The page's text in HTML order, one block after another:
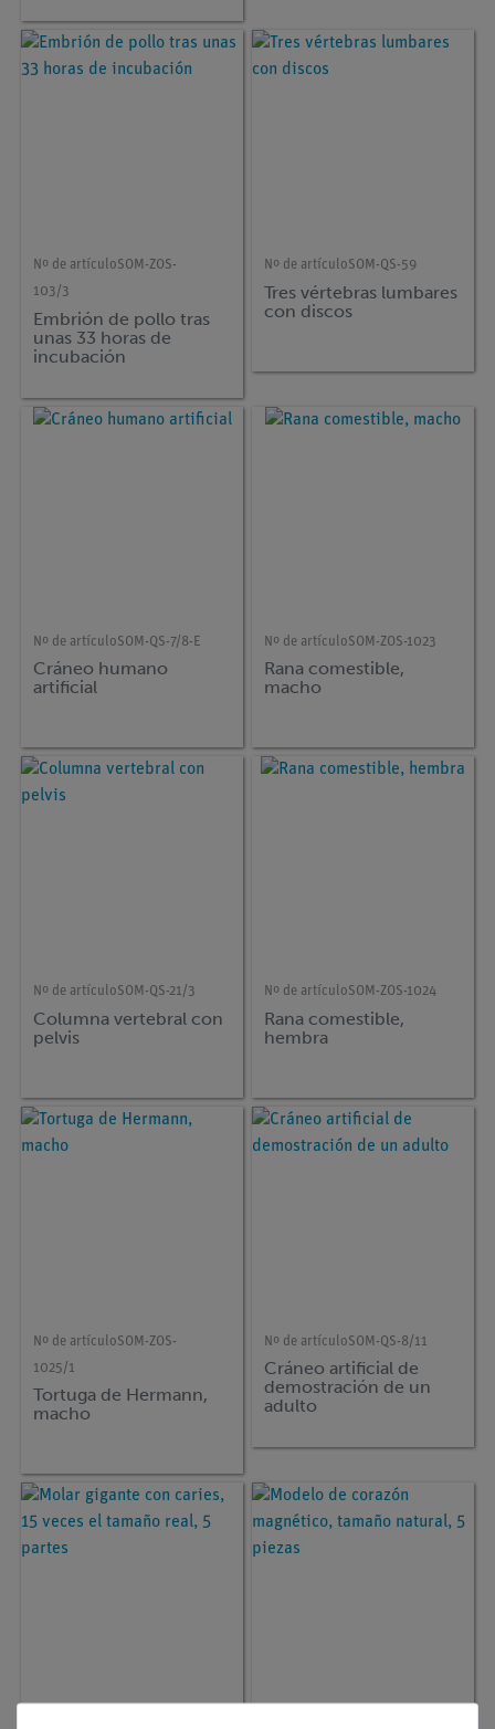
Nº de artículoSOM-ZOS-
103/3
Embrión de pollo tras
unas 33 horas de
incubación
Nº de artículoSOM-QS-59
Tres vértebras lumbares
con discos
Nº de artículoSOM-QS-7/8-E
Cráneo humano
artificial
Nº de artículoSOM-ZOS-1023
Rana comestible,
macho
Nº de artículoSOM-QS-21/3
Columna vertebral con
pelvis
Nº de artículoSOM-ZOS-1024
Rana comestible,
hembra
Nº de artículoSOM-ZOS-
1025/1
Tortuga de Hermann,
macho
Nº de artículoSOM-QS-8/11
Cráneo artificial de
demostración de un
adulto